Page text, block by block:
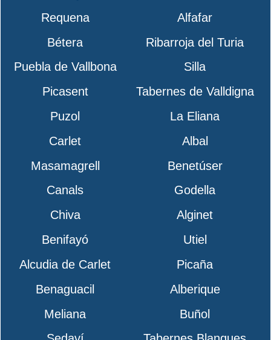
Requena
Alfafar
Bétera
Ribarroja del Turia
Puebla de Vallbona
Silla
Picasent
Tabernes de Valldigna
Puzol
La Eliana
Carlet
Albal
Masamagrell
Benetúser
Canals
Godella
Chiva
Alginet
Benifayó
Utiel
Alcudia de Carlet
Picaña
Benaguacil
Alberique
Meliana
Buñol